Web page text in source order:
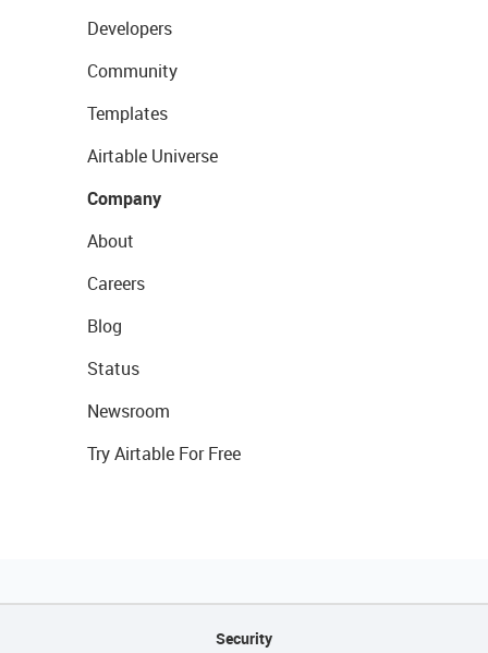
Developers
Community
Templates
Airtable Universe
Company
About
Careers
Blog
Status
Newsroom
Try Airtable For Free
Security